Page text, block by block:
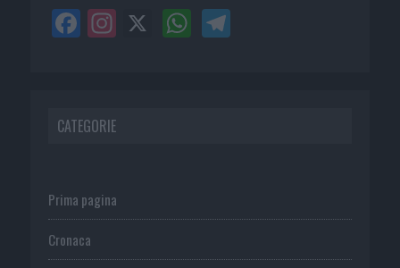
CATEGORIE
Prima pagina
Cronaca